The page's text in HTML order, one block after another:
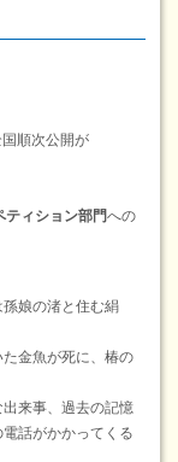
順次公開が
ィション部門への
娘の渚と住む絹
金魚が死に、椿の
来事、過去の記憶
話がかかってくる